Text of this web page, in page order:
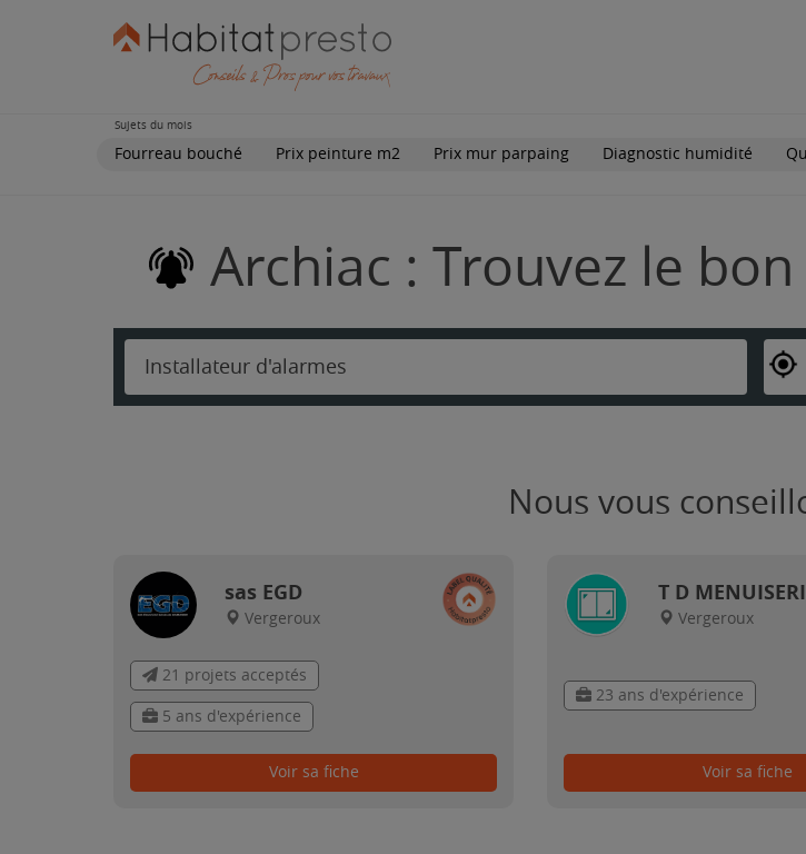
Sujets du mois
Fourreau bouché Prix peinture m2 Prix mur parpaing Diagnostic humidité
Archiac : Trouvez le
Installateur d'alarmes
Nous vous
sas EGD
Vergeroux
21 projets acceptés
5 ans d'expérience
Voir sa fiche
T D
Vergeroux
23 ans d'expérience
Voir sa fiche